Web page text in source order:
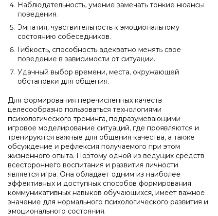
Наблюдательность, умение замечать тонкие нюансы
поведения.
Эмпатия, чувствительность к эмоциональному
состоянию собеседников.
Гибкость, способность адекватно менять свое
поведение в зависимости от ситуации.
Удачный выбор времени, места, окружающей
обстановки для общения.
Для формирования перечисленных качеств
целесообразно пользоваться технологиями
психологического тренинга, подразумевающими
игровое моделирование ситуаций, где проявляются и
тренируются важные для общения качества, а также
обсуждение и рефлексия получаемого при этом
жизненного опыта. Поэтому одной из ведущих средств
всестороннего воспитания и развития личности
является игра. Она обладает одним из наиболее
эффективных и доступных способов формирования
коммуникативных навыков обучающихся, имеет важное
значение для нормального психологического развития и
эмоционального состояния.